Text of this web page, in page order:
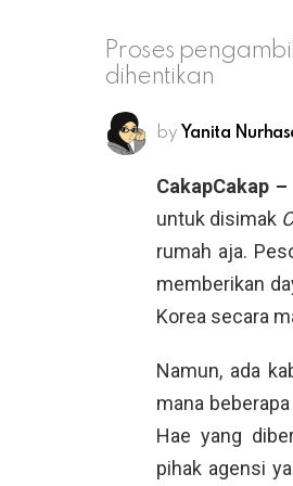
Proses
dihentikan
by Yanita
CakapCakap –
untuk disimak
rumah aja.
memberikan
Korea secara
Namun, ada
mana
Hae yang
pihak agensi